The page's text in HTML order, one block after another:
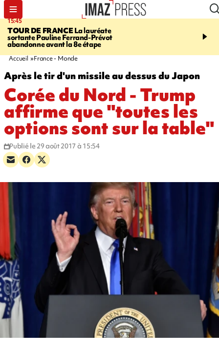
15:45
TOUR DE FRANCELa lauréate
sortante Pauline Ferrand-Prévot
abandonne avant la 8e étape
20:17
routière, concours de
Accueil France - Monde
Après le tir d'un missile au dessus du Japon
Corée du Nord - Trump
affirme que "toutes les
options sont sur la table"
Publié le 29 août 2017 à 15:54